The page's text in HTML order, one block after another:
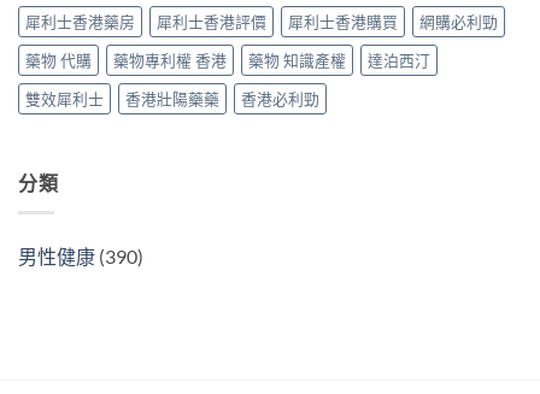
比
（2026
更
新）〉
中
犀利士香港藥房
犀利士香港評價 犀利士香港購買
網購必利勁
藥物 代購
藥物專利權 香港 藥物 知識產權
達泊西汀
雙效犀利士
香港壯陽藥藥 香港必利勁
分類
男性健康 (390)